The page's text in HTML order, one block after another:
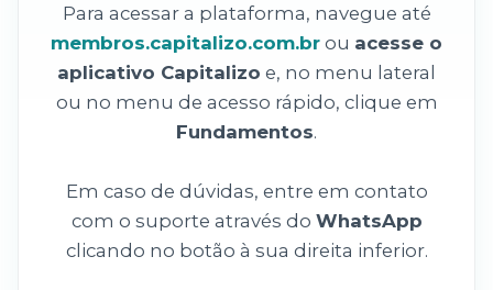
Para acessar a plataforma, navegue até
membros.capitalizo.com.br ou acesse o
aplicativo Capitalizo e, no menu lateral
ou no menu de acesso rápido, clique em
Fundamentos.
Em caso de dúvidas, entre em contato
com o suporte através do WhatsApp
clicando no botão à sua direita inferior.